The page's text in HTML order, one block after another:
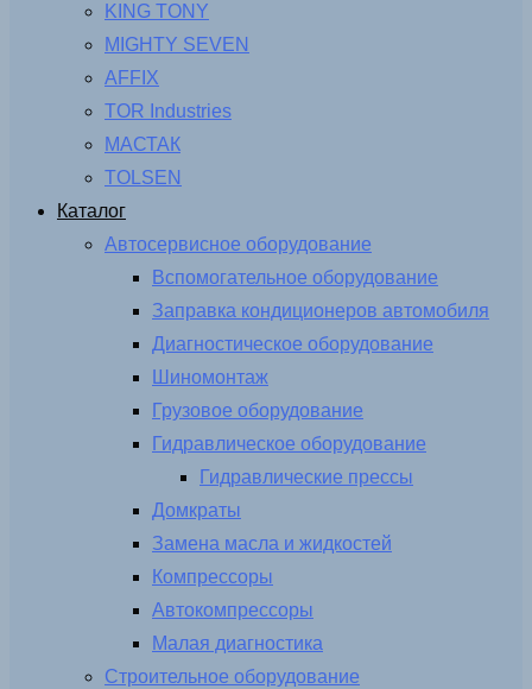
KING TONY
MIGHTY SEVEN
AFFIX
TOR Industries
МАСТАК
TOLSEN
Каталог
Автосервисное оборудование
Вспомогательное оборудование
Заправка кондиционеров автомобиля
Диагностическое оборудование
Шиномонтаж
Грузовое оборудование
Гидравлическое оборудование
Гидравлические прессы
Домкраты
Замена масла и жидкостей
Компрессоры
Автокомпрессоры
Малая диагностика
Строительное оборудование